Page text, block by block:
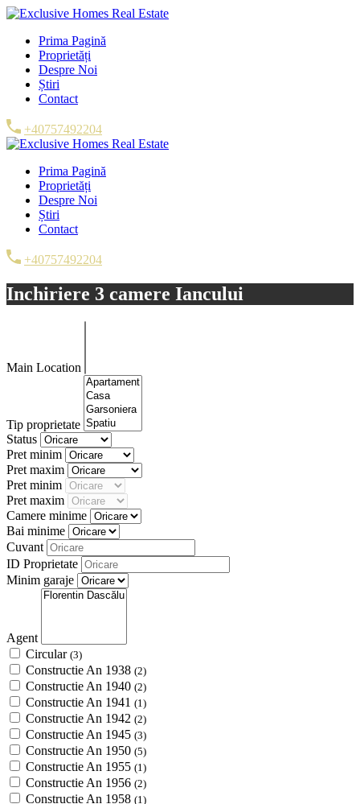
Prima Pagină
Proprietăți
Despre Noi
Știri
Contact
+40757492204
Prima Pagină
Proprietăți
Despre Noi
Știri
Contact
+40757492204
Inchiriere 3 camere Iancului
Main Location
Tip proprietate
Status
Pret minim
Pret maxim
Pret minim
Pret maxim
Camere minime
Bai minime
Cuvant
ID Proprietate
Minim garaje
Agent
Circular (3)
Constructie An 1938 (2)
Constructie An 1940 (2)
Constructie An 1941 (1)
Constructie An 1942 (2)
Constructie An 1945 (3)
Constructie An 1950 (5)
Constructie An 1955 (1)
Constructie An 1956 (2)
Constructie An 1958 (1)